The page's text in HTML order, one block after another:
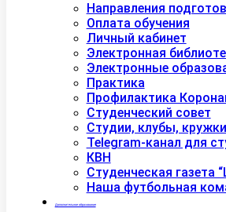
Направления
Оплата обучения
Личный кабинет
Электронная
Электронные
Практика
Профилактика
Студенческий совет
Студии, клубы, кружки
Telegram-канал для
КВН
Студенческая газета
Наша футбольная
Дополнительное образование